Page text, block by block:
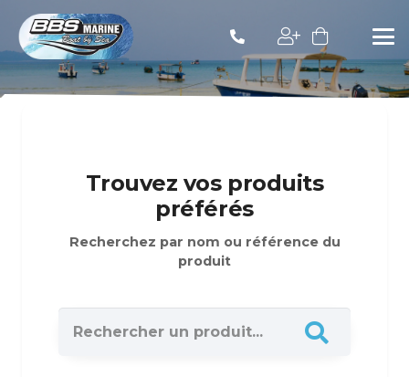
Trouvez vos produits
préférés
Recherchez par nom ou référence du
produit